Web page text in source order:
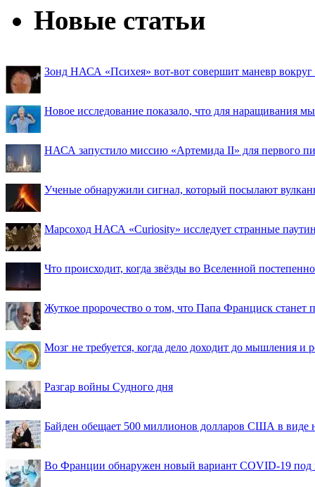
Новые статьи
Зонд НАСА «Психея» вот-вот совершит маневр вокруг
Новое исследование показало, что для наращивания
НАСА запустило миссию «Артемида II» для первого
Ученые обнаружили сигнал, который посылают
Марсоход НАСА «Curiosity» исследует странные
Что происходит, когда звёзды во Вселенной
Жуткое пророчество о том, что Папа Франциск
Мозг не требуется, когда дело доходит до мышления и
Разгар войны Судного дня
Байден обещает 500 миллионов долларов США в
Во Франции обнаружен новый вариант COVID-19 под